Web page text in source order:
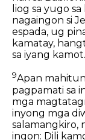
liog sa yugo
nagaingon si
espada, ug
kamatay,
sa iyang kamot.
9Apan
pagpamati sa
mga
inyong mga
salamangkiro,
ingon: Dili